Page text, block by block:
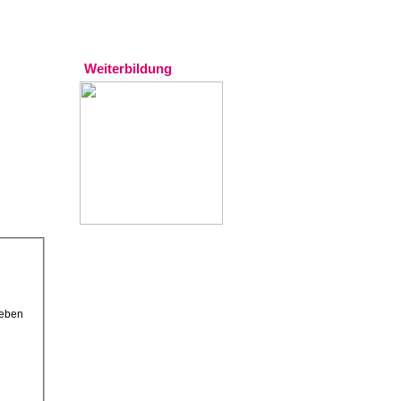
Weiterbildung